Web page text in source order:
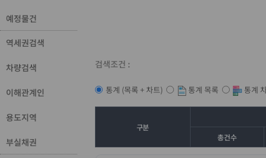
예정물건
역세권검색
차량검색
이해관계인
용도지역
부실채권
검색조건 :
통계 (목록 + 차트) 통계 목록 통계
구분
총건수